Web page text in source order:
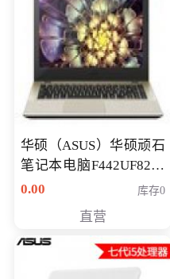
华硕（ASUS）华硕顽石
笔记本电脑F442UF8250
八代独显轻薄办公商务
0.00 库存0
直营